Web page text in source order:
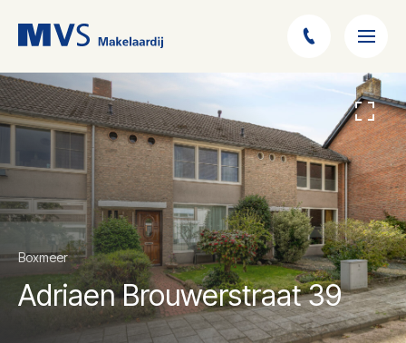
Boxmeer
Adriaen Brouwerstraat 39